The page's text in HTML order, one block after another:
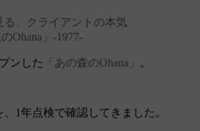
る、クライアントの本気
Ohana」‐1977‐
ンした 「あの森のOhana」 。
1年点検で確認してきました。